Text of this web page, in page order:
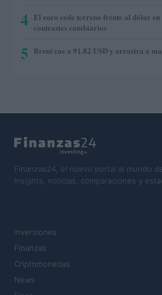
4 El euro cede terreno frente al dólar en
contrastes cambiarios
5 Brent cae a 91.82 USD y arrastra a
Finanzas24, el nuevo portal al mundo
Insights, noticias, comparaciones y
Inversiones
Finanzas
Criptomonedas
News